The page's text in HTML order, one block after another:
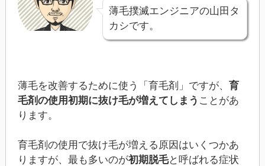
薄毛撲滅エンジニアの山田タ
カシです。
薄毛を改善するために使う「育毛剤」ですが、 育
毛剤の使用初期に抜け毛が増えてしまう ことがあ
ります。
育毛剤の使用で抜け毛が増える原因はいくつかあ
りますが、最も多いのが初期脱毛と呼ばれる症状